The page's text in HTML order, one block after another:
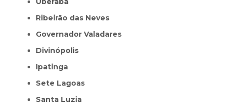
Ribeirão das Neves
Governador Valadares
Divinópolis
Ipatinga
Sete Lagoas
Santa Luzia